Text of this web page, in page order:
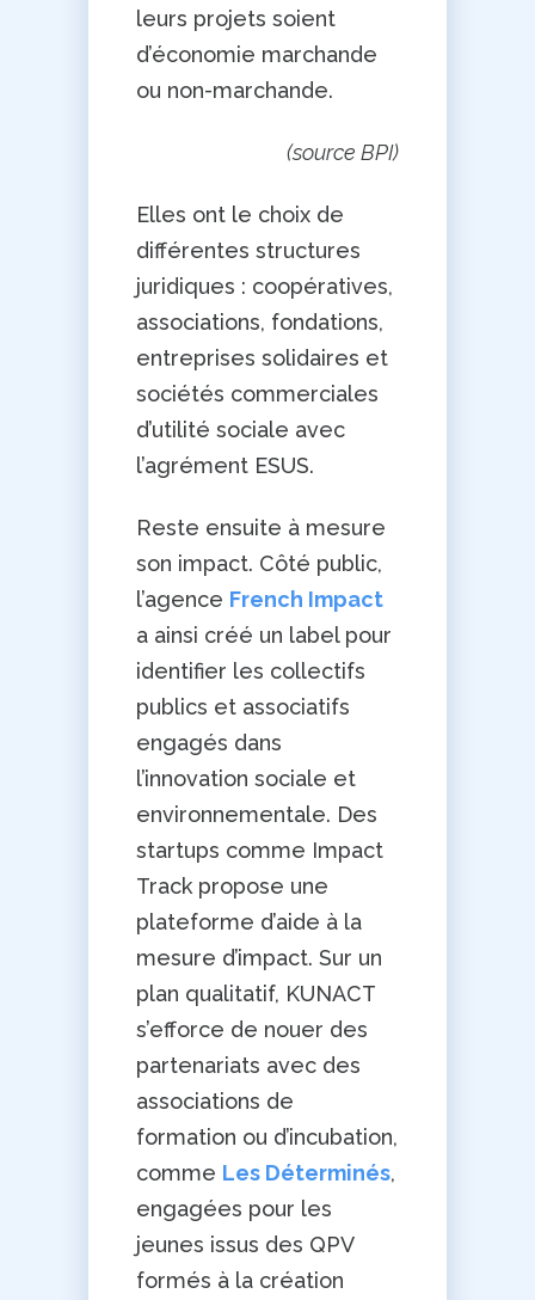
leurs projets soient
d’économie marchande
ou non-marchande.
(source BPI)
Elles ont le choix de
différentes structures
juridiques : coopératives,
associations, fondations,
entreprises solidaires et
sociétés commerciales
d’utilité sociale avec
l’agrément ESUS.
Reste ensuite à mesure
son impact. Côté public,
l’agence French Impact
a ainsi créé un label pour
identifier les collectifs
publics et associatifs
engagés dans
l’innovation sociale et
environnementale. Des
startups comme Impact
Track propose une
plateforme d’aide à la
mesure d’impact. Sur un
plan qualitatif, KUNACT
s’efforce de nouer des
partenariats avec des
associations de
formation ou d’incubation,
comme Les Déterminés,
engagées pour les
jeunes issus des QPV
formés à la création